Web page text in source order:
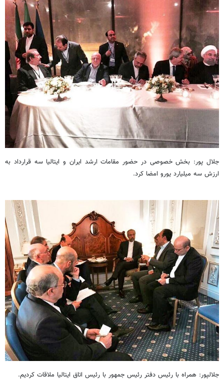
جلال پور: بخش خصوصی در حضور مقامات ارشد ایران و ایتالیا سه قرارداد به
ارزش سه میلیارد یورو امضا کرد.
جلالپور: همراه با رئیس دفتر رئیس جمهور با رئیس اتاق ایتالیا ملاقات کردیم.